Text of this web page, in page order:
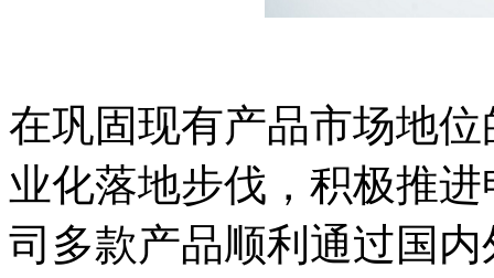
在巩固现有产品市场地
业化落地步伐，积极推
司多款产品顺利通过国